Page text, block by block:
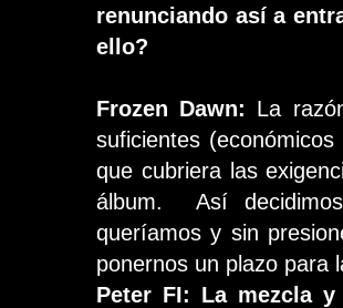
renunciando así a
ello?
Frozen Dawn: La
suficientes
que cubriera las
álbum. Así
queríamos y sin
ponernos un plazo para
Peter FI: La mezcla